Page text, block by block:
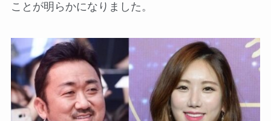
ことが明らかになりました。